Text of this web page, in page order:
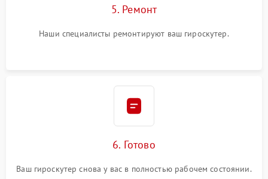
5. Ремонт
Наши специалисты ремонтируют ваш гироскутер.
6. Готово
Ваш гироскутер снова у вас в полностью рабочем состоянии.